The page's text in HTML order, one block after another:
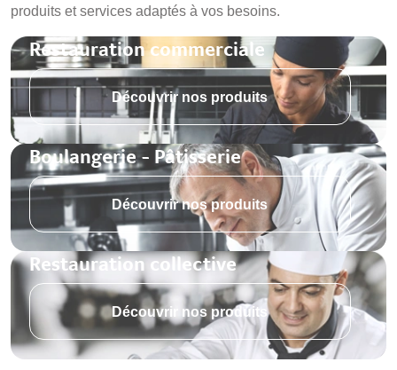
produits et services adaptés à vos besoins.
Restauration commerciale
Découvrir nos produits
Boulangerie - Pâtisserie
Découvrir nos produits
Restauration collective
Découvrir nos produits